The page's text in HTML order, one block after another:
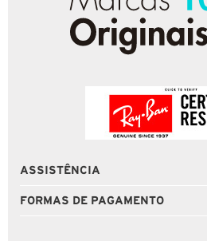
ASSISTÊNCIA
FORMAS DE PAGAMENTO